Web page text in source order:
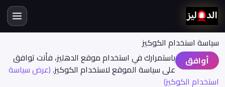
سياسة اسنخدام الكوكيز
أوافق
باستمرارك في استخدام موقع الدهليز، فأنت توافق
على سياسة الموقع لاستخدام الكوكيز.(عرض سياسة
استخدام الكوكيز)